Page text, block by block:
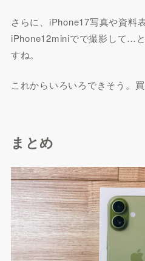
さらに、iPhone17写真や資料
iPhone12miniでで撮影して…
すね。
これからいろいろできそう。買
まとめ